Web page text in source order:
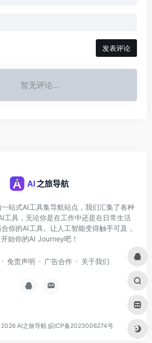
发表评论
暂无评论...
站式AI工具集导航站点，我们汇集了各种
工具，无论你是在工作中还是在日常生活
你的AI工具。让人工智能变得触手可及，
开始你的AI Journey吧！
免责声明 广告合作 关于我们
AI之旅导航 皖ICP备2023006274号